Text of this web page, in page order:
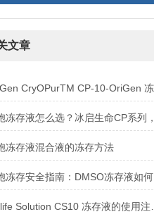
文章
冻存液混合液的冻存方法